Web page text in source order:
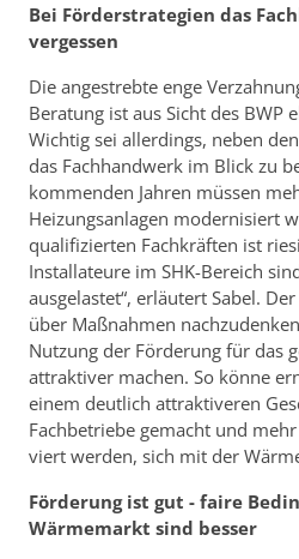
Bei Förderstrategien das
vergessen
Die angestrebte enge
Beratung ist aus Sicht des BWP
Wichtig sei allerdings, neben
das Fachhandwerk im Blick zu
kommenden Jahren müssen
Heizungsanlagen modernisiert
qualifizierten Fachkräften ist
Installateure im SHK-Bereich
ausgelastet“, erläutert Sabel.
über Maßnahmen
Nutzung der Förderung für das
attraktiver machen. So könne
einem deutlich attraktiveren
Fachbetriebe gemacht und
viert werden, sich mit der
Förderung ist gut - faire
Wärmemarkt sind besser